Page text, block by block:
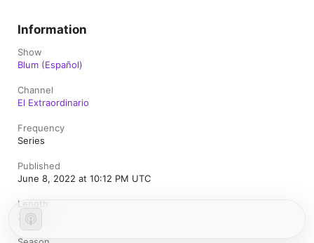
Information
Show
Blum (Español)
Channel
El Extraordinario
Frequency
Series
Published
June 8, 2022 at 10:12 PM UTC
Length
2 min